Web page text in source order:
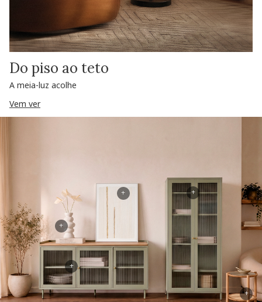
Do piso ao teto
A meia-luz acolhe
Vem ver
+
+
+
+
+